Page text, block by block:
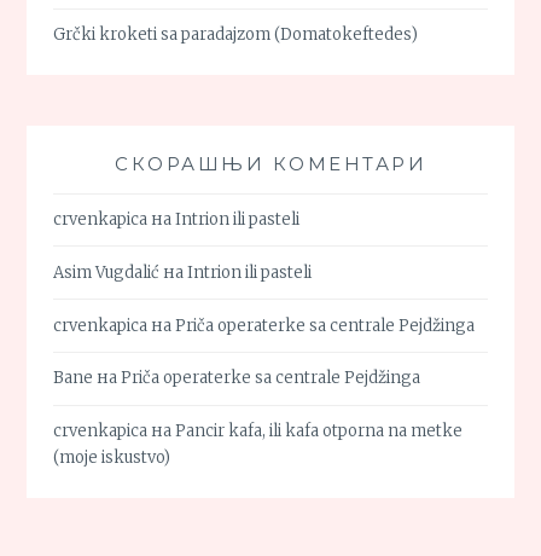
Grčki kroketi sa paradajzom (Domatokeftedes)
СКОРАШЊИ КОМЕНТАРИ
crvenkapica наIntrion ili pasteli
Asim Vugdalić наIntrion ili pasteli
crvenkapica наPriča operaterke sa centrale Pejdžinga
Bane наPriča operaterke sa centrale Pejdžinga
crvenkapica наPancir kafa, ili kafa otporna na metke
(moje iskustvo)